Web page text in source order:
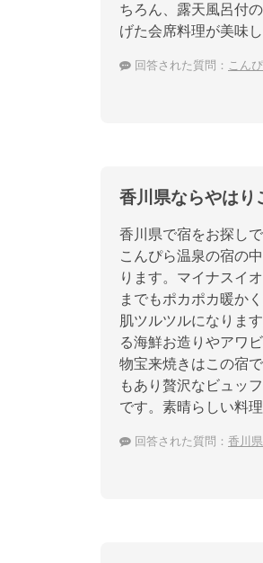
ちろん、露天風呂付
げた会席料理が美味し
回答された質問： こん
香川県ならやはり
香川県で宿をお探し
こんぴら温泉の宿の
ります。マイナスイ
までもポカポカ暖か
肌ツルツルになりま
る海鮮お造りやアワ
物宝来焼きはこの宿
もあり贅沢なビュッ
です。素晴らしい料
回答された質問： 香川